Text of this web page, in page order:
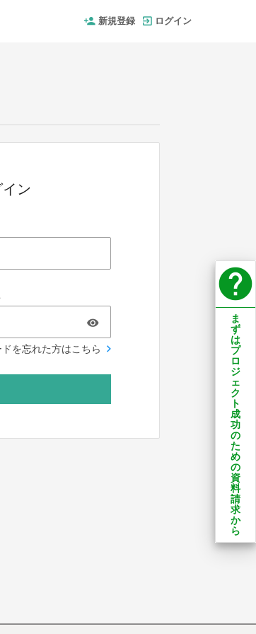
新規登録 ログイン
ン
を忘れた方はこちら
help
ま
ず
は
プ
ロ
ジ
ェ
ク
ト
成
功
の
た
め
の
資
料
請
求
か
ら